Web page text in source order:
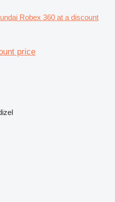
Robex 360 at a discount
price